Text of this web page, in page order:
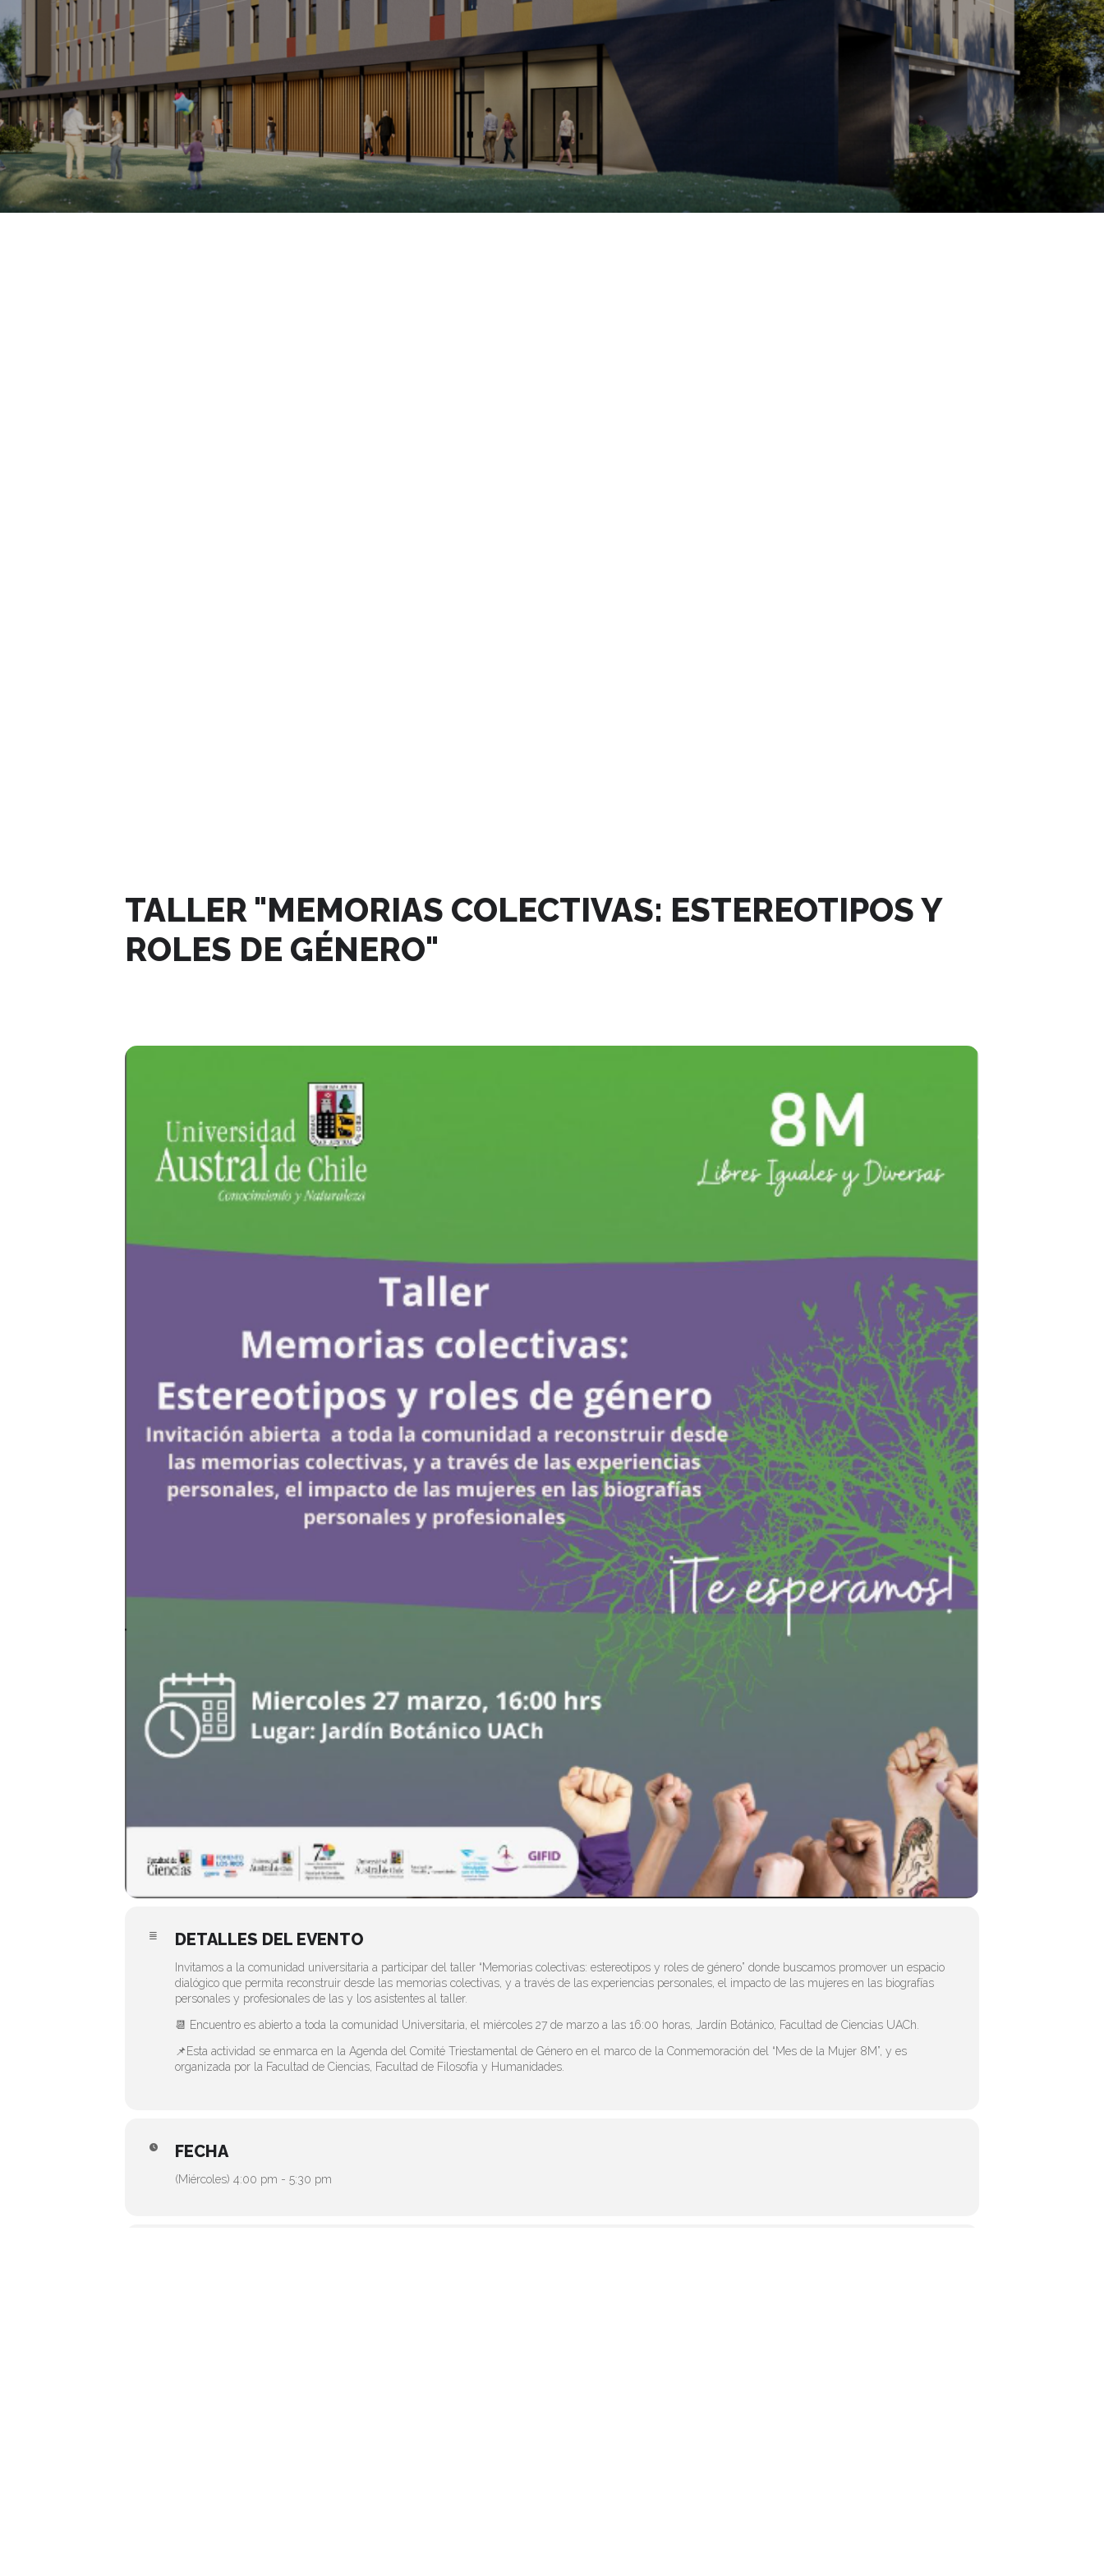
TALLER "MEMORIAS COLECTIVAS: ESTEREOTIPOS Y
ROLES DE GÉNERO"
DETALLES DEL EVENTO
Invitamos a la comunidad universitaria a participar del taller “Memorias colectivas: estereotipos y roles de género” donde buscamos promover un espacio
dialógico que permita reconstruir desde las memorias colectivas, y a través de las experiencias personales, el impacto de las mujeres en las biografías
personales y profesionales de las y los asistentes al taller.
📆 Encuentro es abierto a toda la comunidad Universitaria, el miércoles 27 de marzo a las 16:00 horas, Jardín Botánico, Facultad de Ciencias UACh.
📌Esta actividad se enmarca en la Agenda del Comité Triestamental de Género en el marco de la Conmemoración del “Mes de la Mujer 8M”, y es
organizada por la Facultad de Ciencias, Facultad de Filosofía y Humanidades.
FECHA
(Miércoles) 4:00 pm - 5:30 pm